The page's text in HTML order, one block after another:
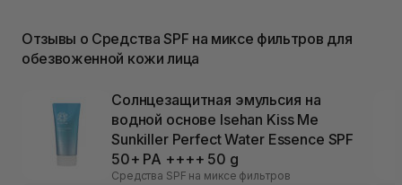
Отзывы о Средства SPF на миксе фильтров для
обезвоженной кожи лица
Солнцезащитная эмульсия на
водной основе Isehan Kiss Me
Sunkiller Perfect Water Essence SPF
50+ PA ++++ 50 g
Средства SPF на миксе фильтров